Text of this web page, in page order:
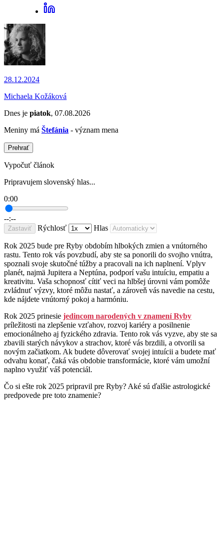
28.12.2024
Michaela Kožáková
Dnes je piatok, 07.08.2026
Meniny má Štefánia - význam mena
Prehrať
Vypočuť článok
Pripravujem slovenský hlas...
0:00
--:--
Zastaviť Rýchlosť Hlas
Rok 2025 bude pre Ryby obdobím hlbokých zmien a vnútorného
rastu. Tento rok vás povzbudí, aby ste sa ponorili do svojho vnútra,
spoznali svoje skutočné túžby a pracovali na ich naplnení. Vplyv
planét, najmä Jupitera a Neptúna, podporí vašu intuíciu, empatiu a
kreativitu. Vaša schopnosť cítiť veci na hlbšej úrovni vám pomôže
zvládnuť výzvy, ktoré môžu nastať, a zároveň vás navedie na cestu,
kde nájdete vnútorný pokoj a harmóniu.
Rok 2025 prinesie jedincom narodených v znamení Ryby
príležitosti na zlepšenie vzťahov, rozvoj kariéry a posilnenie
emocionálneho aj fyzického zdravia. Tento rok vás vyzve, aby ste sa
zbavili starých návykov a strachov, ktoré vás brzdili, a otvorili sa
novým začiatkom. Ak budete dôverovať svojej intuícii a budete mať
odvahu konať, čaká vás obdobie transformácie, ktoré vám umožní
naplno využiť váš potenciál.
Čo si ešte rok 2025 pripravil pre Ryby? Aké sú ďalšie astrologické
predpovede pre toto znamenie?